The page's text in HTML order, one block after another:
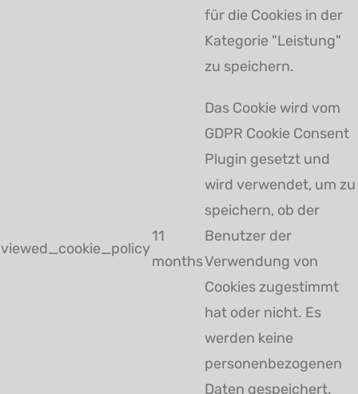
für die Cookies in der
Kategorie "Leistung"
zu speichern.
viewed_cookie_policy
11
months
Das Cookie wird vom
GDPR Cookie Consent
Plugin gesetzt und
wird verwendet, um zu
speichern, ob der
Benutzer der
Verwendung von
Cookies zugestimmt
hat oder nicht. Es
werden keine
personenbezogenen
Daten gespeichert.